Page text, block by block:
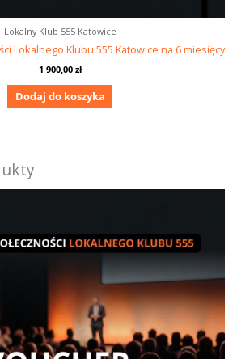
Lokalny Klub 555 Katowice
Lokalnego Klubu 555 Katowice na 6 miesięcy
1 900,00 zł
Dodaj do koszyka